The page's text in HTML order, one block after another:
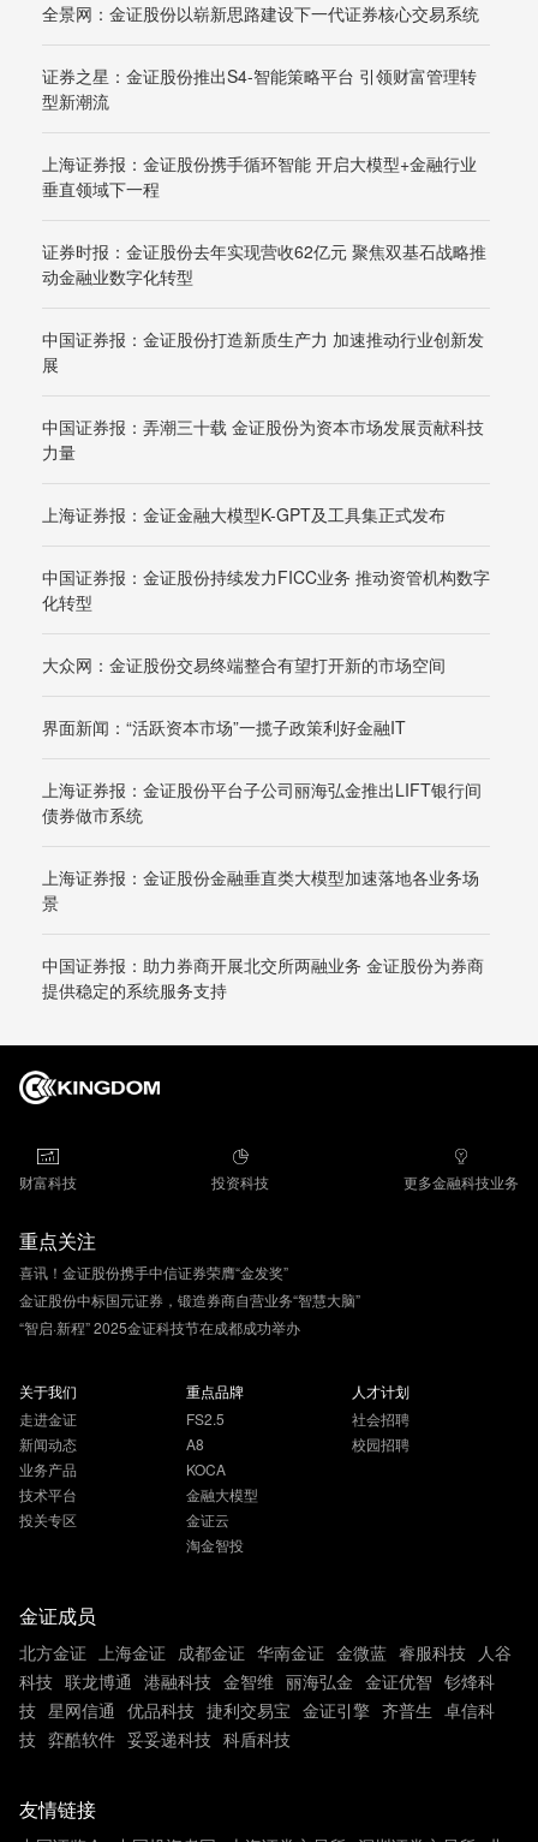
全景网：金证股份以崭新思路建设下一代证券核心交易系统
证券之星：金证股份推出S4-智能策略平台 引领财富管理转
型新潮流
上海证券报：金证股份携手循环智能 开启大模型+金融行业
垂直领域下一程
证券时报：金证股份去年实现营收62亿元 聚焦双基石战略推
动金融业数字化转型
中国证券报：金证股份打造新质生产力 加速推动行业创新发
展
中国证券报：弄潮三十载 金证股份为资本市场发展贡献科技
力量
上海证券报：金证金融大模型K-GPT及工具集正式发布
中国证券报：金证股份持续发力FICC业务 推动资管机构数字
化转型
大众网：金证股份交易终端整合有望打开新的市场空间
界面新闻：“活跃资本市场”一揽子政策利好金融IT
上海证券报：金证股份平台子公司丽海弘金推出LIFT银行间
债券做市系统
上海证券报：金证股份金融垂直类大模型加速落地各业务场
景
中国证券报：助力券商开展北交所两融业务 金证股份为券商
提供稳定的系统服务支持
财富科技 投资科技 更多金融科技业务
重点关注
喜讯！金证股份携手中信证券荣膺“金发奖”
金证股份中标国元证券，锻造券商自营业务“智慧大脑”
“智启·新程” 2025金证科技节在成都成功举办
关于我们
走进金证
新闻动态
业务产品
技术平台
投关专区
重点品牌
FS2.5
A8
KOCA
金融大模型
金证云
淘金智投
人才计划
社会招聘
校园招聘
金证成员
北方金证 上海金证 成都金证 华南金证 金微蓝 睿服科技
人谷
科技 联龙博通 港融科技 金智维 丽海弘金 金证优智 钐烽科
技 星网信通 优品科技 捷利交易宝 金证引擎 齐普生 卓信科
技 弈酷软件 妥妥递科技 科盾科技
友情链接